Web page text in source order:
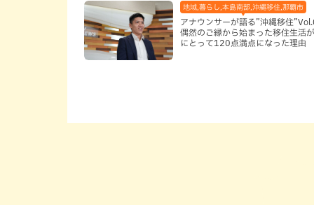
地域,暮らし,本島南部,沖縄移住,那覇市
アナウンサーが語る”沖縄移住
偶然のご縁から始まった移住生活
にとって120点満点になった理由